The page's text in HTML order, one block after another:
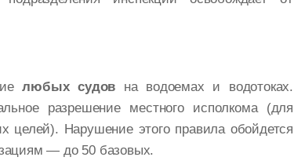
любых судов на водоемах и водотоках.
разрешение местного исполкома (для
целей). Нарушение этого правила обойдется
— до 50 базовых.